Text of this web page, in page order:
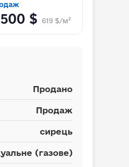
$ 619 $/м²
Продано
Продаж
сирець
(газове)